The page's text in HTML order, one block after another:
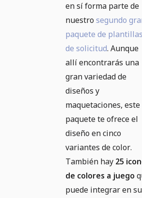
en sí forma parte de
nuestrosegundo
paquete de plantillas
de solicitud. Aunque
allí encontrarás una
gran variedad de
diseños y
maquetaciones, este
paquete te ofrece el
diseño en cinco
variantes de color.
También hay 25
de colores a juego
puede integrar en su